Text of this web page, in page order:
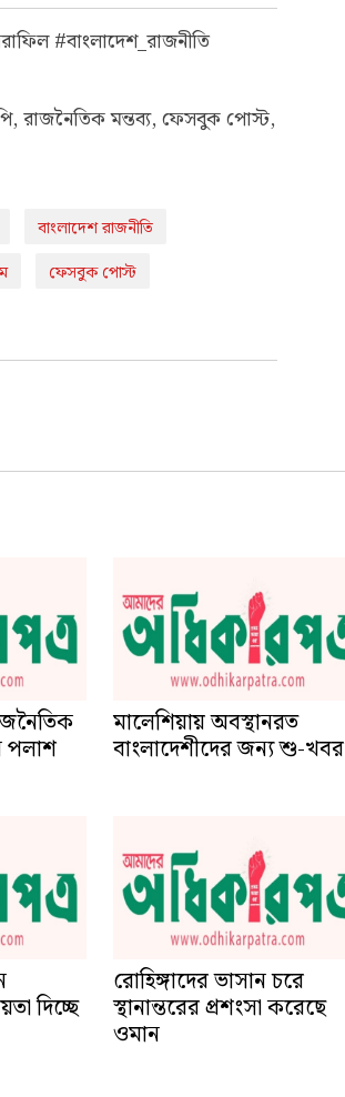
#বাংলাদেশ_রাজনীতি
রাজনৈতিক মন্তব্য, ফেসবুক পোস্ট,
বাংলাদেশ রাজনীতি
ফেসবুক পোস্ট
পলাশ
মালেশিয়ায় অবস্থানরত
বাংলাদেশীদের জন্য শু-খবর
দিচ্ছে
রোহিঙ্গাদের ভাসান চরে
স্থানান্তরের প্রশংসা করেছে
ওমান